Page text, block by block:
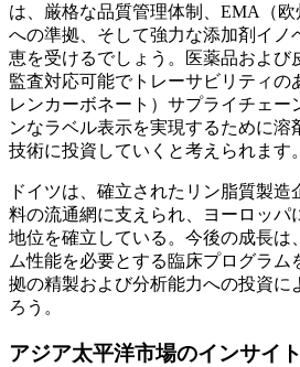
は、厳格な品質管理体制、EMA（
への準拠、そして強力な添加剤イノ
恵を受けるでしょう。医薬品および
監査対応可能でトレーサビリティの
レンカーボネート）サプライチェー
ンなラベル表示を実現するために溶
技術に投資していくと考えられます。
ドイツは、確立されたリン脂質製
料の流通網に支えられ、ヨーロッパ
地位を確立している。今後の成長は
ム性能を必要とする臨床プログラム
拠の精製および分析能力への投資に
ろう。
アジア太平洋市場のインサイト